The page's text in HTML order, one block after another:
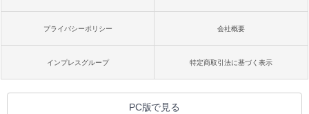
プライバシーポリシー 会社概要
インプレスグループ 特定商取引法に基づく表示
PC版で見る